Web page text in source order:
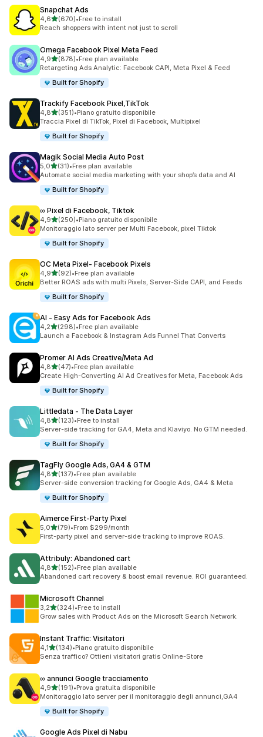
Snapchat Ads
4,6stelle su 5
(670)
670 recensioni totali
•Free to install
Reach shoppers with intent not just to scroll
Omega Facebook Pixel Meta Feed
4,9stelle su 5
(878)
878 recensioni totali
•Free plan available
Retargeting Ads Analytic: Facebook CAPI, Meta Pixel & Feed
Built for Shopify
Trackify Facebook Pixel,TikTok
4,8stelle su 5
(351)
351 recensioni totali
•Piano gratuito disponibile
Traccia Pixel di TikTok, Pixel di Facebook, Multipixel
Built for Shopify
Magik Social Media Auto Post
5,0stelle su 5
(31)
31 recensioni totali
•Free plan available
Automate social media marketing with your shop’s data and AI
Built for Shopify
∞ Pixel di Facebook, Tiktok
4,9stelle su 5
(250)
250 recensioni totali
•Piano gratuito disponibile
Monitoraggio lato server per Multi Facebook, pixel Tiktok
Built for Shopify
OC Meta Pixel‑ Facebook Pixels
4,9stelle su 5
(92)
92 recensioni totali
•Free plan available
Better ROAS ads with multi Pixels, Server-Side CAPI, and Feeds
Built for Shopify
AI ‑ Easy Ads for Facebook Ads
4,2stelle su 5
(298)
298 recensioni totali
•Free plan available
Launch a Facebook & Instagram Ads Funnel That Converts
Promer AI Ads Creative/Meta Ad
4,8stelle su 5
(47)
47 recensioni totali
•Free plan available
Create High-Converting AI Ad Creatives for Meta, Facebook Ads
Built for Shopify
Littledata ‑ The Data Layer
4,8stelle su 5
(123)
123 recensioni totali
•Free to install
Server-side tracking for GA4, Meta and Klaviyo. No GTM needed.
Built for Shopify
TagFly Google Ads, GA4 & GTM
4,8stelle su 5
(137)
137 recensioni totali
•Free plan available
Server-side conversion tracking for Google Ads, GA4 & Meta
Built for Shopify
Aimerce First‑Party Pixel
5,0stelle su 5
(79)
79 recensioni totali
•From $299/month
First-party pixel and server-side tracking to improve ROAS.
Attribuly: Abandoned cart
4,8stelle su 5
(152)
152 recensioni totali
•Free plan available
Abandoned cart recovery & boost email revenue. ROI guaranteed.
Microsoft Channel
3,2stelle su 5
(324)
324 recensioni totali
•Free to install
Grow sales with Product Ads on the Microsoft Search Network.
Instant Traffic: Visitatori
4,1stelle su 5
(134)
134 recensioni totali
•Piano gratuito disponibile
Senza traffico? Ottieni visitatori gratis Online-Store
∞ annunci Google tracciamento
4,9stelle su 5
(191)
191 recensioni totali
•Prova gratuita disponibile
Monitoraggio lato server per il monitoraggio degli annunci,GA4
Built for Shopify
Google Ads Pixel di Nabu